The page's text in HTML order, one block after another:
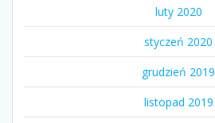
luty 2020
styczeń 2020
grudzień 2019
listopad 2019